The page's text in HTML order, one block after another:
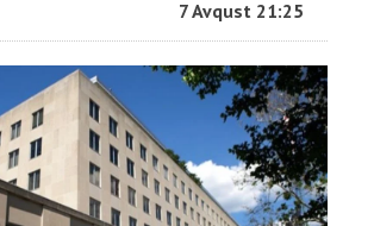
7 Avqust 21:25